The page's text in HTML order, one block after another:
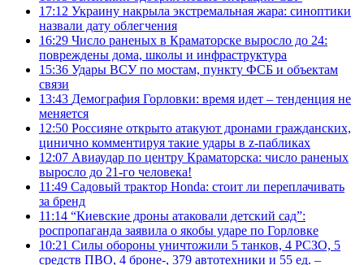
17:12 Украину накрыла экстремальная жара: синоптики
назвали дату облегчения
16:29 Число раненых в Краматорске выросло до 24:
повреждены дома, школы и инфраструктура
15:36 Удары ВСУ по мостам, пункту ФСБ и объектам
связи
13:43 Демография Горловки: время идет – тенденция не
меняется
12:50 Россияне открыто атакуют дронами гражданских,
цинично комментируя такие удары в z-пабликах
12:07 Авиаудар по центру Краматорска: число раненых
выросло до 21-го человека!
11:49 Садовый трактор Honda: стоит ли переплачивать
за бренд
11:14 “Киевские дроны атаковали детский сад”:
роспропаганда заявила о якобы ударе по Горловке
10:21 Силы обороны уничтожили 5 танков, 4 РСЗО, 5
средств ПВО, 4 броне-, 379 автотехники и 55 ед. –